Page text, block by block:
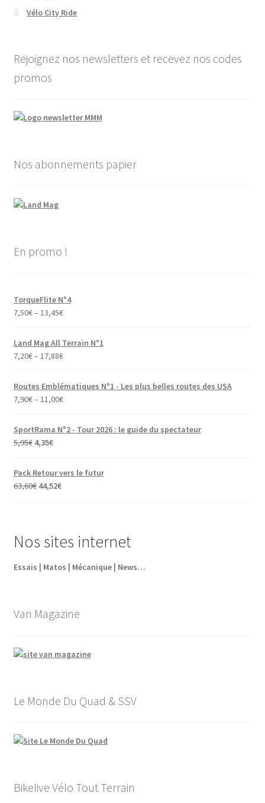
Vélo City Ride
Rejoignez nos newsletters et recevez nos codes
promos
Nos abonnements papier
En promo !
TorqueFlite N°4
7,50€– 13,45€
Land Mag All Terrain N°1
7,20€– 17,88€
Routes Emblématiques N°1 - Les plus belles routes des USA
7,90€– 11,00€
SportRama N°2 - Tour 2026 : le guide du spectateur
5,95€ Le
initial
était :
4,35€Le
est :
Pack Retour vers le futur
63,60€ Le
63,60€.
44,52€Le
44,52€.
Nos sites internet
Essais | Matos | Mécanique | News…
Van Magazine
Le Monde Du Quad & SSV
Bikelive Vélo Tout Terrain